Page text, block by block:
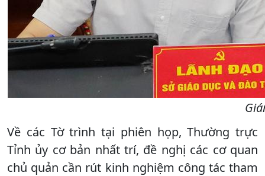
Về các Tờ trình tại phiên họp, Thường trực
Tỉnh ủy cơ bản nhất trí, đề nghị các cơ quan
chủ quản cần rút kinh nghiệm công tác tham